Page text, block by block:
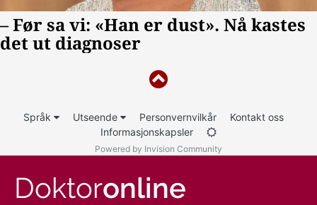
Språk Utseende Personvernvilkår
Kontakt oss
Informasjonskapsler
Powered by Invision Community
Doktoronline